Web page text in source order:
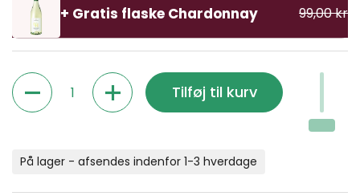
+ Gratis flaske Chardonnay 99,00 kr
Antal
Tilføj til kurv
På lager - afsendes indenfor 1-3 hverdage